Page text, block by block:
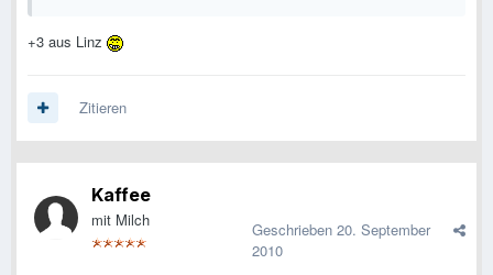
+3 aus Linz
Zitieren
Kaffee
mit Milch Geschrieben 20. September
2010